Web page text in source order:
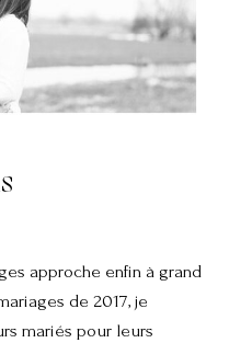
approche enfin à grand
de 2017, je
mariés pour leurs